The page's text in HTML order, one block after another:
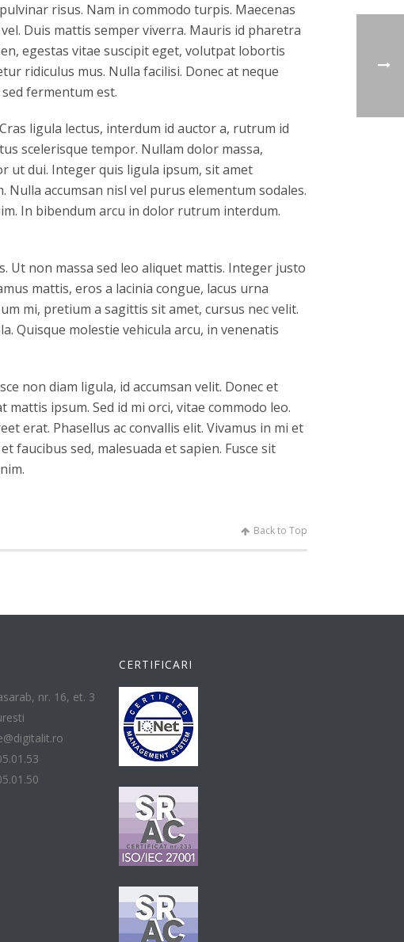
risus. Nam in commodo turpis. Maecenas
Duis mattis semper viverra. Mauris id pharetra
egestas vitae suscipit eget, volutpat lobortis
ridiculus mus. Nulla facilisi. Donec at neque
fermentum est.
ligula lectus, interdum id auctor a, rutrum id
scelerisque tempor. Nullam dolor massa,
ut dui. Integer quis ligula ipsum, sit amet
accumsan nisl vel purus elementum sodales.
In bibendum arcu in dolor rutrum interdum.
Ut non massa sed leo aliquet mattis. Integer justo
mattis, eros a lacinia congue, lacus urna
mi, pretium a sagittis sit amet, cursus nec velit.
Quisque molestie vehicula arcu, in venenatis
non diam ligula, id accumsan velit. Donec et
ipsum. Sed id mi orci, vitae commodo leo.
erat. Phasellus ac convallis elit. Vivamus in mi et
faucibus sed, malesuada et sapien. Fusce sit
Back to Top
nr. 16, et. 3
CERTIFICARI